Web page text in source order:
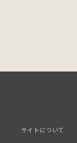
サイトについて